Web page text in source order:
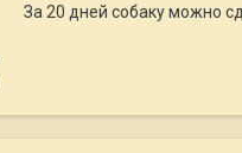
За 20 дней собаку можно